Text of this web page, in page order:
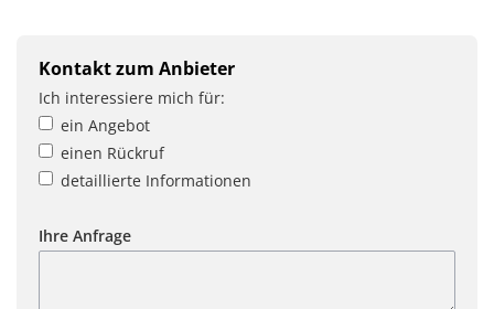
Kontakt zum Anbieter
Ich interessiere mich für:
ein Angebot
einen Rückruf
detaillierte Informationen
Ihre Anfrage